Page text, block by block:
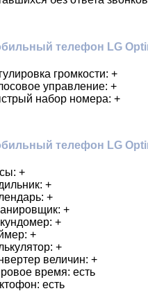
телефон LG
громкости: +
управление: +
набор номера: +
телефон LG
+
+
+
+
+
+
+
величин: +
время: есть
есть